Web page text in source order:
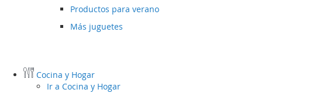
Productos para verano
Más juguetes
Cocina y Hogar
Ir a Cocina y Hogar